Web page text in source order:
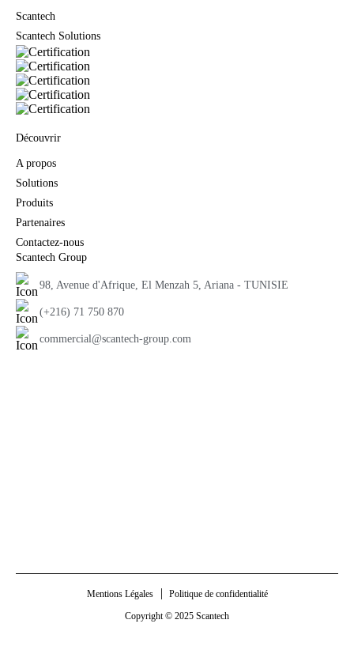
Scantech
Scantech Solutions
Découvrir
A propos
Solutions
Produits
Partenaires
Contactez-nous
Scantech Group
98, Avenue d'Afrique, El Menzah 5, Ariana - TUNISIE
(+216) 71 750 870
commercial@scantech-group.com
Mentions Légales
Politique de confidentialité
Copyright © 2025 Scantech